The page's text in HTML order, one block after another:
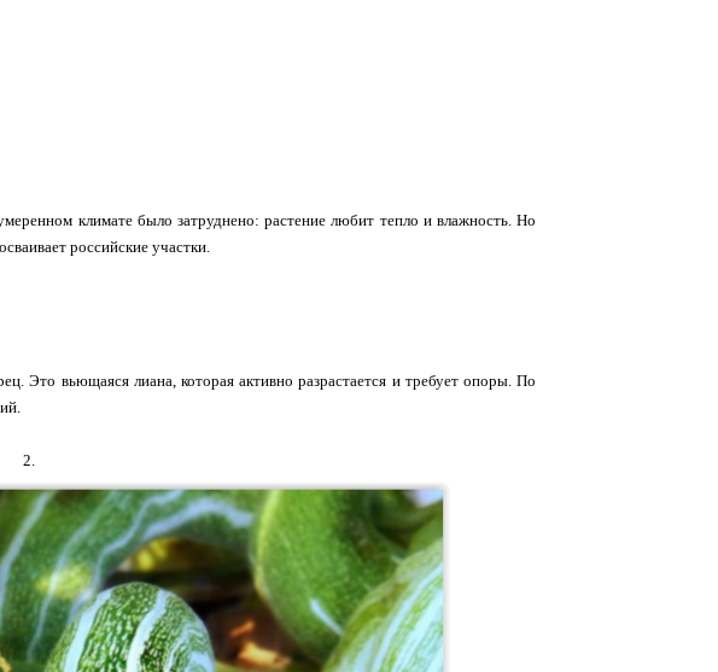
климате было затруднено: растение любит тепло и влажность. Но
российские участки.
Это вьющаяся лиана, которая активно разрастается и требует опоры. По
2.